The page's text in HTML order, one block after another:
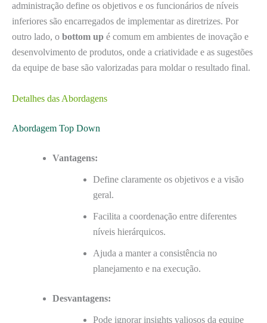
administração define os objetivos e os funcionários de níveis
inferiores são encarregados de implementar as diretrizes. Por
outro lado, o bottom up é comum em ambientes de inovação e
desenvolvimento de produtos, onde a criatividade e as sugestões
da equipe de base são valorizadas para moldar o resultado final.
Detalhes das Abordagens
Abordagem Top Down
Vantagens:
Define claramente os objetivos e a visão
geral.
Facilita a coordenação entre diferentes
níveis hierárquicos.
Ajuda a manter a consistência no
planejamento e na execução.
Desvantagens:
Pode ignorar insights valiosos da equipe